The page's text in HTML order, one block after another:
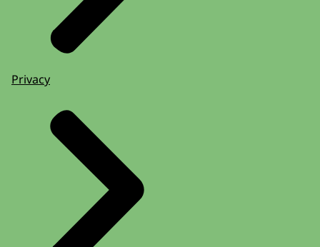
Privacy